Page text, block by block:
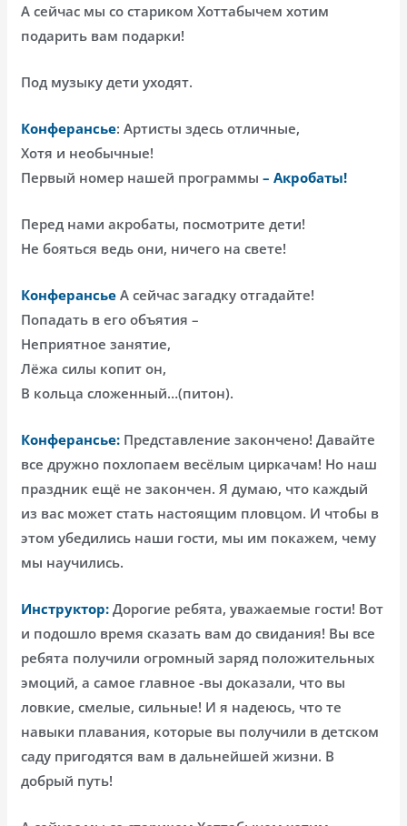
А сейчас мы со стариком Хоттабычем хотим
подарить вам подарки!
Под музыку дети уходят.
Конферансье: Артисты здесь отличные,
Хотя и необычные!
Первый номер нашей программы – Акробаты!
Перед нами акробаты, посмотрите дети!
Не бояться ведь они, ничего на свете!
КонферансьеА сейчас загадку отгадайте!
Попадать в его объятия –
Неприятное занятие,
Лёжа силы копит он,
В кольца сложенный…(питон).
Конферансье: Представление закончено! Давайте
все дружно похлопаем весёлым циркачам! Но наш
праздник ещё не закончен. Я думаю, что каждый
из вас может стать настоящим пловцом. И чтобы в
этом убедились наши гости, мы им покажем, чему
мы научились.
Инструктор: Дорогие ребята, уважаемые гости! Вот
и подошло время сказать вам до свидания! Вы все
ребята получили огромный заряд положительных
эмоций, а самое главное -вы доказали, что вы
ловкие, смелые, сильные! И я надеюсь, что те
навыки плавания, которые вы получили в детском
саду пригодятся вам в дальнейшей жизни. В
добрый путь!